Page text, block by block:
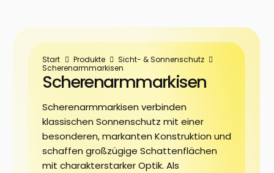
Start Produkte
Sicht- & Sonnenschutz
Scherenarmmarkisen
Scherenarmmarkisen
Scherenarmmarkisen verbinden
klassischen Sonnenschutz mit einer
besonderen, markanten Konstruktion und
schaffen großzügige Schattenflächen
mit charakterstarker Optik. Als